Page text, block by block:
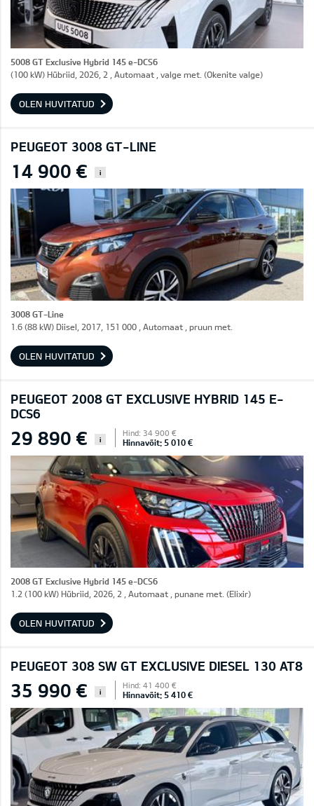
5008 GT Exclusive Hybrid 145 e-DCS6
(100 kW) Hübriid, 2026, 2 , Automaat , valge met. (Okenite valge)
OLEN HUVITATUD
PEUGEOT 3008 GT-LINE
14 900 € i
3008 GT-Line
1.6 (88 kW) Diisel, 2017, 151 000 , Automaat , pruun met.
OLEN HUVITATUD
PEUGEOT 2008 GT EXCLUSIVE HYBRID 145 E-
DCS6
29 890 € i
Hind: 34 900 €
Hinnavõit: 5 010 €
2008 GT Exclusive Hybrid 145 e-DCS6
1.2 (100 kW) Hübriid, 2026, 2 , Automaat , punane met. (Elixir)
OLEN HUVITATUD
PEUGEOT 308 SW GT EXCLUSIVE DIESEL 130 AT8
35 990 € i
Hind: 41 400 €
Hinnavõit: 5 410 €